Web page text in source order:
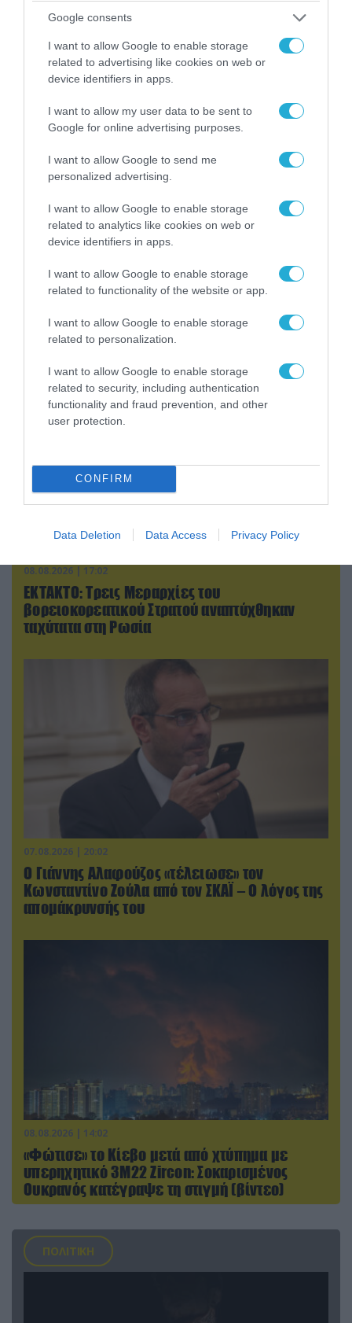
Google consents
I want to allow Google to enable storage
related to advertising like cookies on web or
device identifiers in apps.
I want to allow my user data to be sent to
Google for online advertising purposes.
I want to allow Google to send me
personalized advertising.
I want to allow Google to enable storage
related to analytics like cookies on web or
device identifiers in apps.
I want to allow Google to enable storage
related to functionality of the website or app.
I want to allow Google to enable storage
related to personalization.
I want to allow Google to enable storage
related to security, including authentication
functionality and fraud prevention, and other
user protection.
CONFIRM
Data Deletion Data Access Privacy Policy
Κ.Τσίγκας για νέα Canadair DHC-515: «Θα
πετούν τη νύχτα αλλά δεν θα πραγματοποιούν
ρίψεις νερού»
07.08.2026 | 18:02
«Κεραυνοί» της ρωσικής Βοστόκ κατέκαψαν
εξοπλισμό των ΗΠΑ με Ουκρανούς και
Αμερικανούς μισθοφόρους – Δείτε βίντεο
08.08.2026 | 17:02
ΕΚΤΑΚΤΟ: Τρεις Μεραρχίες του
βορειοκορεατικού Στρατού αναπτύχθηκαν
ταχύτατα στη Ρωσία
07.08.2026 | 20:02
Ο Γιάννης Αλαφούζος «τέλειωσε» τον
Κωνσταντίνο Ζούλα από τον ΣΚΑΪ – Ο λόγος της
απομάκρυνσής του
08.08.2026 | 14:02
«Φώτισε» το Κίεβο μετά από χτύπημα με
υπερηχητικό 3M22 Zircon: Σοκαρισμένος
Ουκρανός κατέγραψε τη στιγμή (βίντεο)
ΠΟΛΙΤΙΚΗ